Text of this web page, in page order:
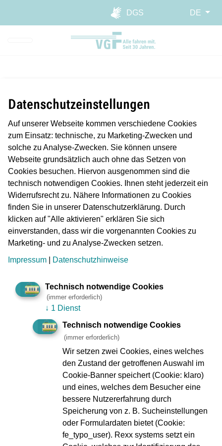
Direkt zur Hauptnavigation
Direkt zum Inhalt springen
Webseiten-Barriere melden
DGS
DE
Geschäftsbericht 2025
Zu finden auf dieser Seite im Download-Bereich.
181,43 Millionen Fahrgäste im Jahr 2025, Investitionen in
Höhe von rund 75 Millionen €, 2.996 Mitarbeiterinnen und
Mitarbeiter, davon 1.074 im Fahrdienst. Diese und andere
interessante Zahlen stehen im Geschäftsbericht der VGF,
die diesen zur heutigen Aufsichtsratssitzung publiziert hat.
Der Bericht mit Zahlen, Daten und Fakten – unterteilt in die
Kapitel „Portrait“, „Lagebericht“ und „Jahresabschluss“ –
legt zum Stichtag 31. Dezember 2025 Rechenschaft über
das abgelaufene Geschäftsjahr ab. Zu finden ist er
den Druck hat die VGF in diesem Jahr erstmals verzichtet.
Nachhaltigkeitsbericht 2025
VGF-Unternehmenskommunikation
presse@vgf-ffm.de
Bitte beachten Sie unsere Informationen zur
Datenschutzgrundverordnung:www.vgf-
Datenschutzeinstellungen
Auf unserer Webseite kommen verschiedene Cookies
zum Einsatz: technische, zu Marketing-Zwecken und
solche zu Analyse-Zwecken. Sie können unsere
Webseite grundsätzlich auch ohne das Setzen von
Cookies besuchen. Hiervon ausgenommen sind die
technisch notwendigen Cookies. Ihnen steht jederzeit ein
Widerrufsrecht zu. Nähere Informationen zu Cookies
finden Sie in unserer Datenschutzerklärung. Durch
klicken auf "Alle aktivieren" erklären Sie sich
einverstanden, dass wir die vorgenannten Cookies zu
Marketing- und zu Analyse-Zwecken setzen.
Impressum
Datenschutzhinweise
Technisch notwendige Cookies
(immer erforderlich)
↓ 1 Dienst
Technisch notwendige Cookies
(immer erforderlich)
Wir setzen zwei Cookies, eines welches
den Zustand der getroffenen Auswahl im
Cookie-Banner speichert (Cookie: klaro)
und eines, welches dem Besucher eine
bessere Nutzererfahrung durch
Speicherung von z. B. Sucheinstellungen
oder Formulardaten bietet (Cookie:
fe_typo_user). Rexx systems setzt ein